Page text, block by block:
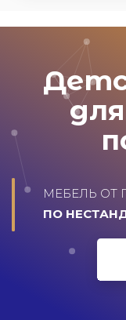
МЕБЕЛЬ ОТ
ПО